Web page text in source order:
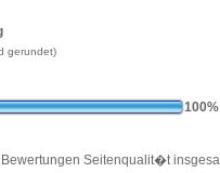
gerundet)
100%
Bewertungen Seitenqualit�t